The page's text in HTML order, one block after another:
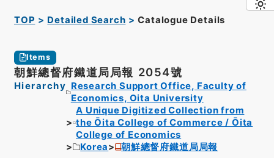
TOP Detailed Search Catalogue Details
Items
朝鮮總督府鐵道局局報 2054號
Hierarchy Research Support Office, Faculty of
Economics, Oita University
A Unique Digitized Collection from
the Ōita College of Commerce / Ōita
College of Economics
Korea
朝鮮總督府鐵道局局報